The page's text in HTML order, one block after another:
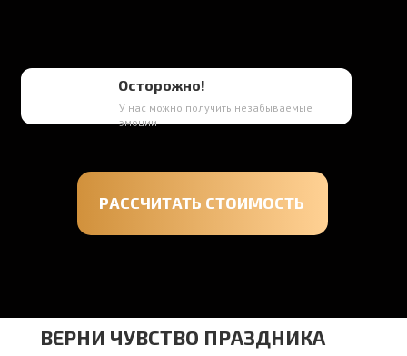
Осторожно!
У нас можно получить незабываемые
эмоции
РАССЧИТАТЬ СТОИМОСТЬ
ВЕРНИ ЧУВСТВО ПРАЗДНИКА